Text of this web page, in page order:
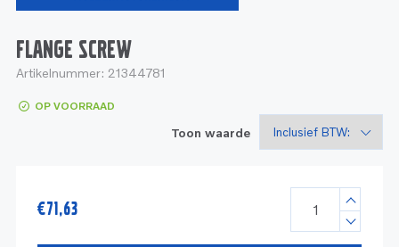
Service
Motoren
Reman - Bedrijfsvaart
FLANGE SCREW
Artikelnummer: 21344781
OP VOORRAAD
Toon waarde
€71,63